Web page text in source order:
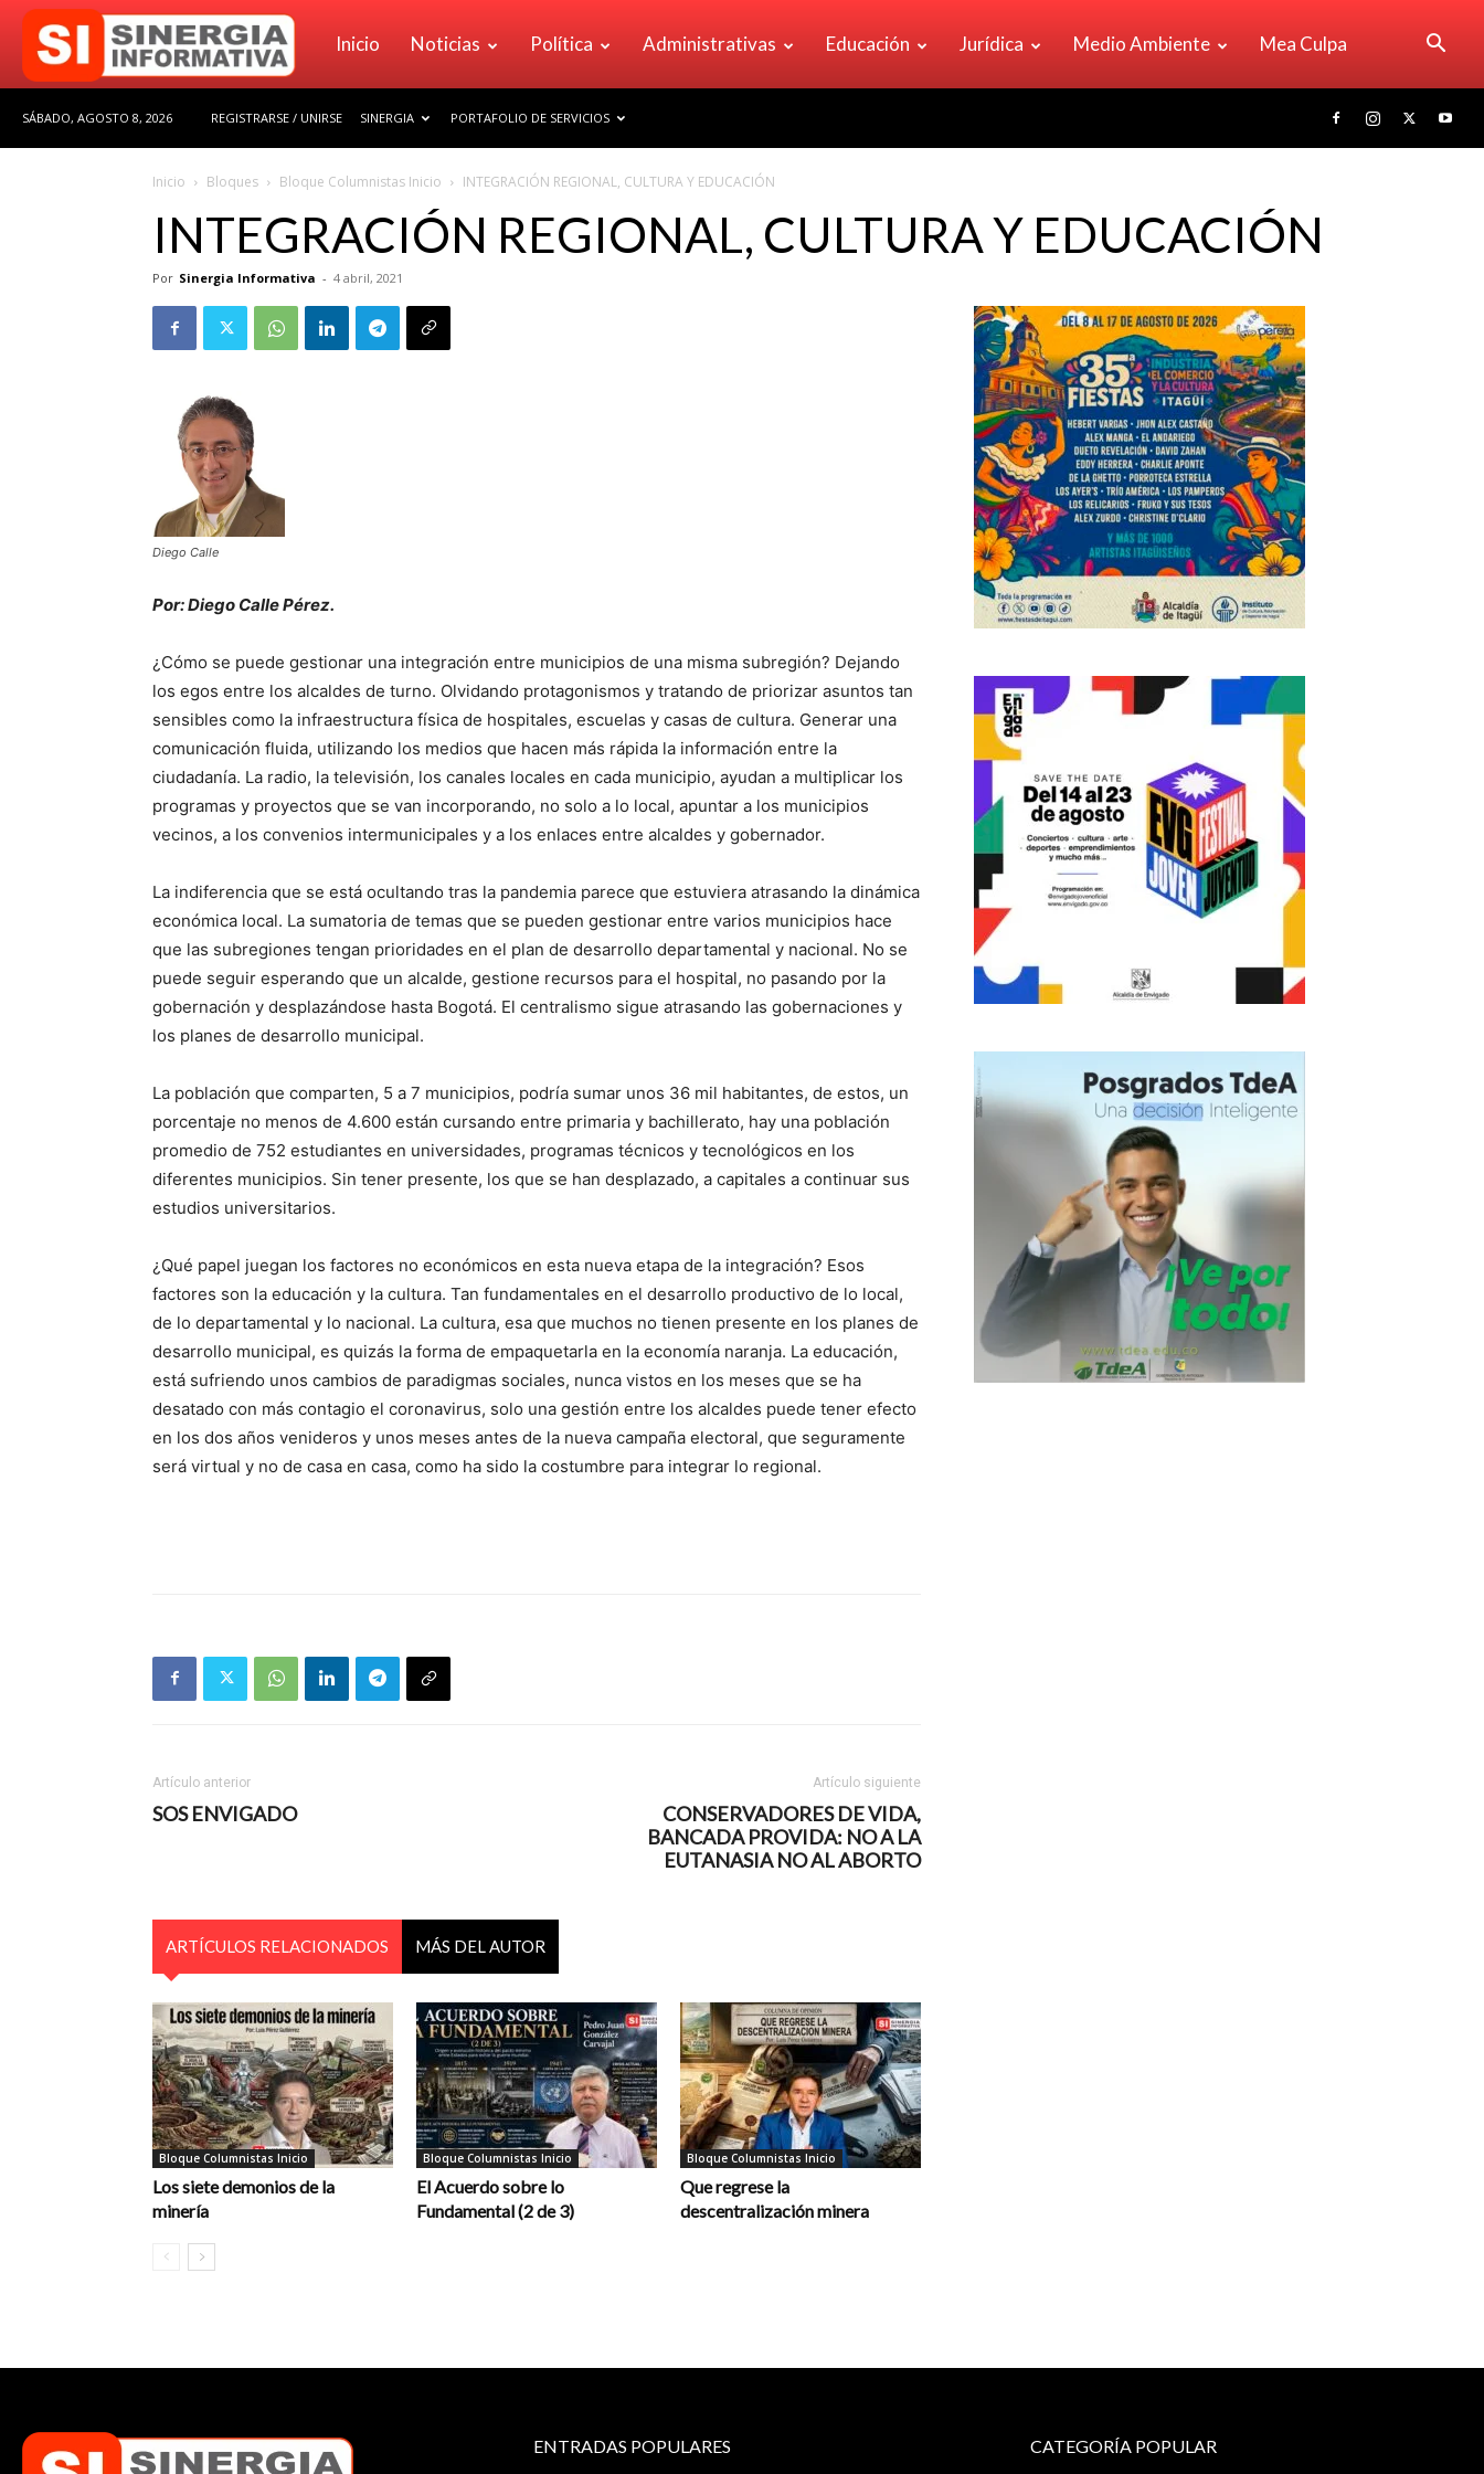
Sinergia
Inicio Noticias Política Administrativas Educación Jurídica Medio Ambiente Mea Culpa
SÁBADO, AGOSTO 8, 2026 REGISTRARSE / UNIRSE SINERGIA PORTAFOLIO DE SERVICIOS
Inicio Bloques Bloque Columnistas Inicio INTEGRACIÓN REGIONAL, CULTURA Y EDUCACIÓN
INTEGRACIÓN REGIONAL, CULTURA Y EDUCACIÓN
Por Sinergia Informativa - 4 abril, 2021
Diego Calle
Por: Diego Calle Pérez.
¿Cómo se puede gestionar una integración entre municipios de una misma subregión? Dejando
los egos entre los alcaldes de turno. Olvidando protagonismos y tratando de priorizar asuntos tan
sensibles como la infraestructura física de hospitales, escuelas y casas de cultura. Generar una
comunicación fluida, utilizando los medios que hacen más rápida la información entre la
ciudadanía. La radio, la televisión, los canales locales en cada municipio, ayudan a multiplicar los
programas y proyectos que se van incorporando, no solo a lo local, apuntar a los municipios
vecinos, a los convenios intermunicipales y a los enlaces entre alcaldes y gobernador.
La indiferencia que se está ocultando tras la pandemia parece que estuviera atrasando la dinámica
económica local. La sumatoria de temas que se pueden gestionar entre varios municipios hace
que las subregiones tengan prioridades en el plan de desarrollo departamental y nacional. No se
puede seguir esperando que un alcalde, gestione recursos para el hospital, no pasando por la
gobernación y desplazándose hasta Bogotá. El centralismo sigue atrasando las gobernaciones y
los planes de desarrollo municipal.
La población que comparten, 5 a 7 municipios, podría sumar unos 36 mil habitantes, de estos, un
porcentaje no menos de 4.600 están cursando entre primaria y bachillerato, hay una población
promedio de 752 estudiantes en universidades, programas técnicos y tecnológicos en los
diferentes municipios. Sin tener presente, los que se han desplazado, a capitales a continuar sus
estudios universitarios.
¿Qué papel juegan los factores no económicos en esta nueva etapa de la integración? Esos
factores son la educación y la cultura. Tan fundamentales en el desarrollo productivo de lo local,
de lo departamental y lo nacional. La cultura, esa que muchos no tienen presente en los planes de
desarrollo municipal, es quizás la forma de empaquetarla en la economía naranja. La educación,
está sufriendo unos cambios de paradigmas sociales, nunca vistos en los meses que se ha
desatado con más contagio el coronavirus, solo una gestión entre los alcaldes puede tener efecto
en los dos años venideros y unos meses antes de la nueva campaña electoral, que seguramente
será virtual y no de casa en casa, como ha sido la costumbre para integrar lo regional.
Artículo anterior
SOS ENVIGADO
Artículo siguiente
CONSERVADORES DE VIDA,
BANCADA PROVIDA: NO A LA
EUTANASIA NO AL ABORTO
ARTÍCULOS RELACIONADOS MÁS DEL AUTOR
Bloque Columnistas Inicio
Los siete demonios de la
minería
Bloque Columnistas Inicio
El Acuerdo sobre lo
Fundamental (2 de 3)
Bloque Columnistas Inicio
Que regrese la
descentralización minera
ENTRADAS POPULARES CATEGORÍA POPULAR